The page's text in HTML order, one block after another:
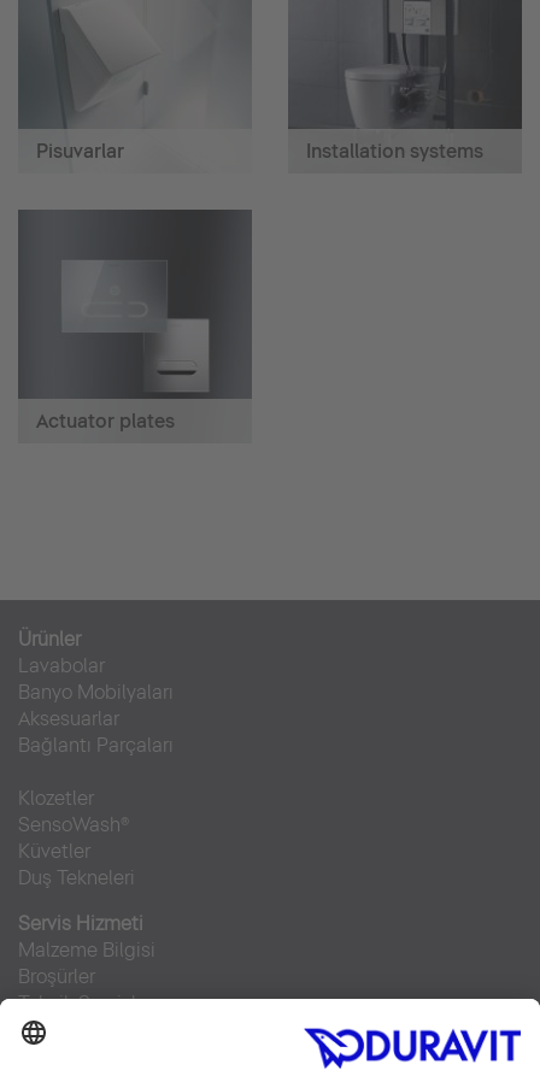
Pisuvarlar Installation systems
Actuator plates
Ürünler
Lavabolar
Banyo Mobilyaları
Aksesuarlar
Bağlantı Parçaları
Klozetler
SensoWash®
Küvetler
Duş Tekneleri
Servis Hizmeti
Malzeme Bilgisi
Broşürler
Teknik Servisler
Sıkça sorulan sorular